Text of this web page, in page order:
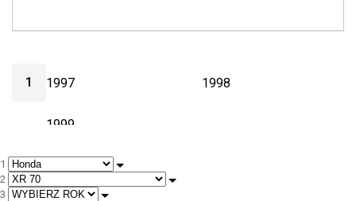
1
2
3
1 1997 1998
1999